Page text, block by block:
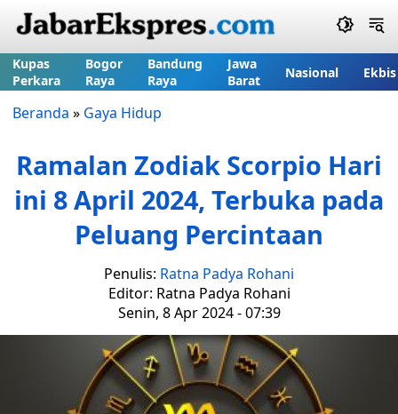
Kupas
Perkara
Bogor
Raya
Bandung
Raya
Jawa
Barat
Nasional Ekbis
Beranda » Gaya Hidup
Ramalan Zodiak Scorpio Hari
ini 8 April 2024, Terbuka pada
Peluang Percintaan
Penulis: Ratna Padya Rohani
Editor: Ratna Padya Rohani
Senin, 8 Apr 2024 - 07:39